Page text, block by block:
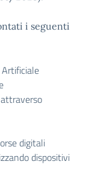
i seguenti
digitali
dispositivi